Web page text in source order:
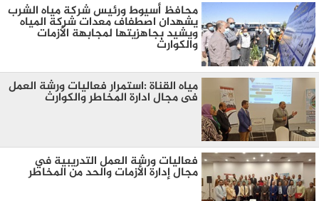
محافظ أسيوط ورئيس شركة مياه الشرب
يشهدان اصطفاف معدات شركة المياه
ويشيد بجاهزيتها لمجابهة الأزمات
والكوارث
مياه القناة :استمرار فعاليات ورشة العمل
فى مجال ادارة المخاطر والكوارث
فعاليات ورشة العمل التدريبية في
مجال إدارة الأزمات والحد من المخاطر